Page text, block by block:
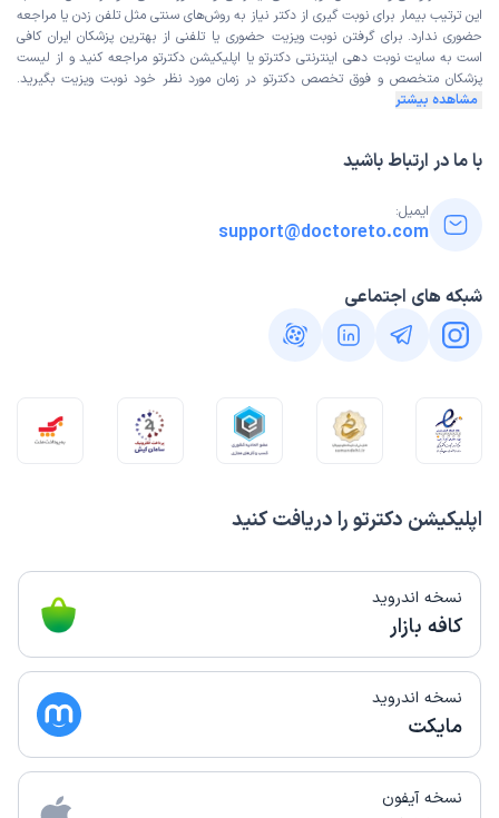
اپلیکیشن دکترتو را دریافت کنید
نسخه اندروید
کافه بازار
نسخه اندروید
مایکت
نسخه آیفون
این ترتیب بیمار برای نوبت گیری از دکتر نیاز به روش‌های سنتی مثل تلفن زدن یا مراجعه
حضوری ندارد. برای گرفتن نوبت ویزیت حضوری یا تلفنی از بهترین پزشکان ایران کافی
است به سایت نوبت دهی اینترنتی دکترتو یا اپلیکیشن دکترتو مراجعه کنید و از لیست
پزشکان متخصص و فوق تخصص دکترتو در زمان مورد نظر خود نوبت ویزیت بگیرید.
مشاهده بیشتر
با ما در ارتباط باشید
ایمیل:
support@doctoreto.com
شبکه های اجتماعی